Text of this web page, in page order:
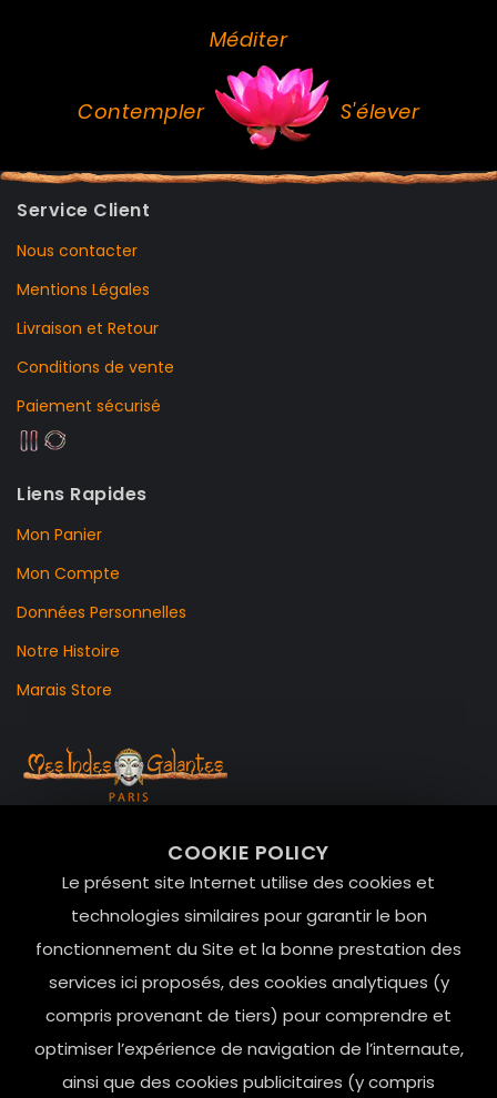
COOKIE POLICY
Le présent site Internet utilise des cookies et
technologies similaires pour garantir le bon
fonctionnement du Site et la bonne prestation des
services ici proposés, des cookies analytiques (y
compris provenant de tiers) pour comprendre et
optimiser l’expérience de navigation de l’internaute,
ainsi que des cookies publicitaires (y compris
Méditer
Contempler S'élever
Service Client
Nous contacter
Mentions Légales
Livraison et Retour
Conditions de vente
Paiement sécurisé
Liens Rapides
Mon Panier
Mon Compte
Données Personnelles
Notre Histoire
Marais Store
Le Marais, 75004 Paris
contact@mesindesgalantes.com
01.42.72.42.51